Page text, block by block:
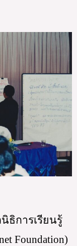
ธิการเรียนรู้
Foundation)